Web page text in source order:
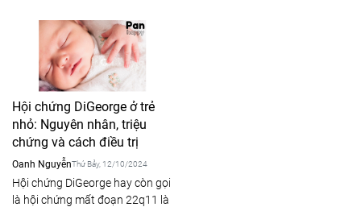
Hội chứng DiGeorge ở trẻ
nhỏ: Nguyên nhân, triệu
chứng và cách điều trị
Oanh NguyễnThứ Bảy, 12/10/2024
Hội chứng DiGeorge hay còn gọi
là hội chứng mất đoạn 22q11 là